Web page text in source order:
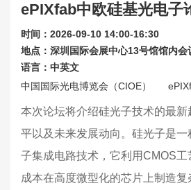
联系我们
关于展会
ePIXfab中欧硅基光电子
时间：2026-09-10 14:00-16:30
地点：深圳国际会展中心13号馆馆内会
语言：中英文
中国国际光电博览会（CIOE）
本次论坛将介绍硅光子技术的最
平以及未来发展动向。硅光子是
子集成电路技术，它利用CMOS
成本在高度微型化的芯片上制造